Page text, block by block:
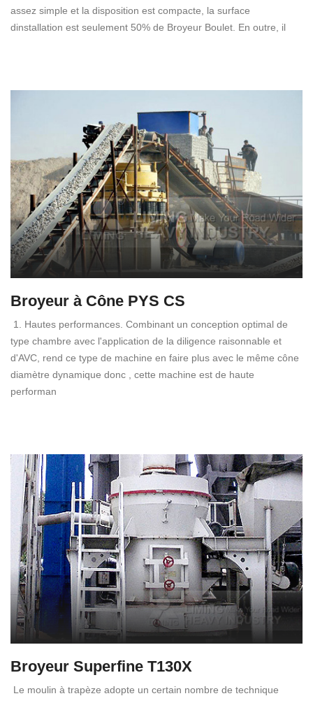
assez simple et la disposition est compacte, la surface
dinstallation est seulement 50% de Broyeur Boulet. En outre, il
Broyeur à Cône PYS CS
1. Hautes performances. Combinant un conception optimal de
type chambre avec l'application de la diligence raisonnable et
d'AVC, rend ce type de machine en faire plus avec le même cône
diamètre dynamique donc , cette machine est de haute
performan
Broyeur Superfine T130X
Le moulin à trapèze adopte un certain nombre de technique